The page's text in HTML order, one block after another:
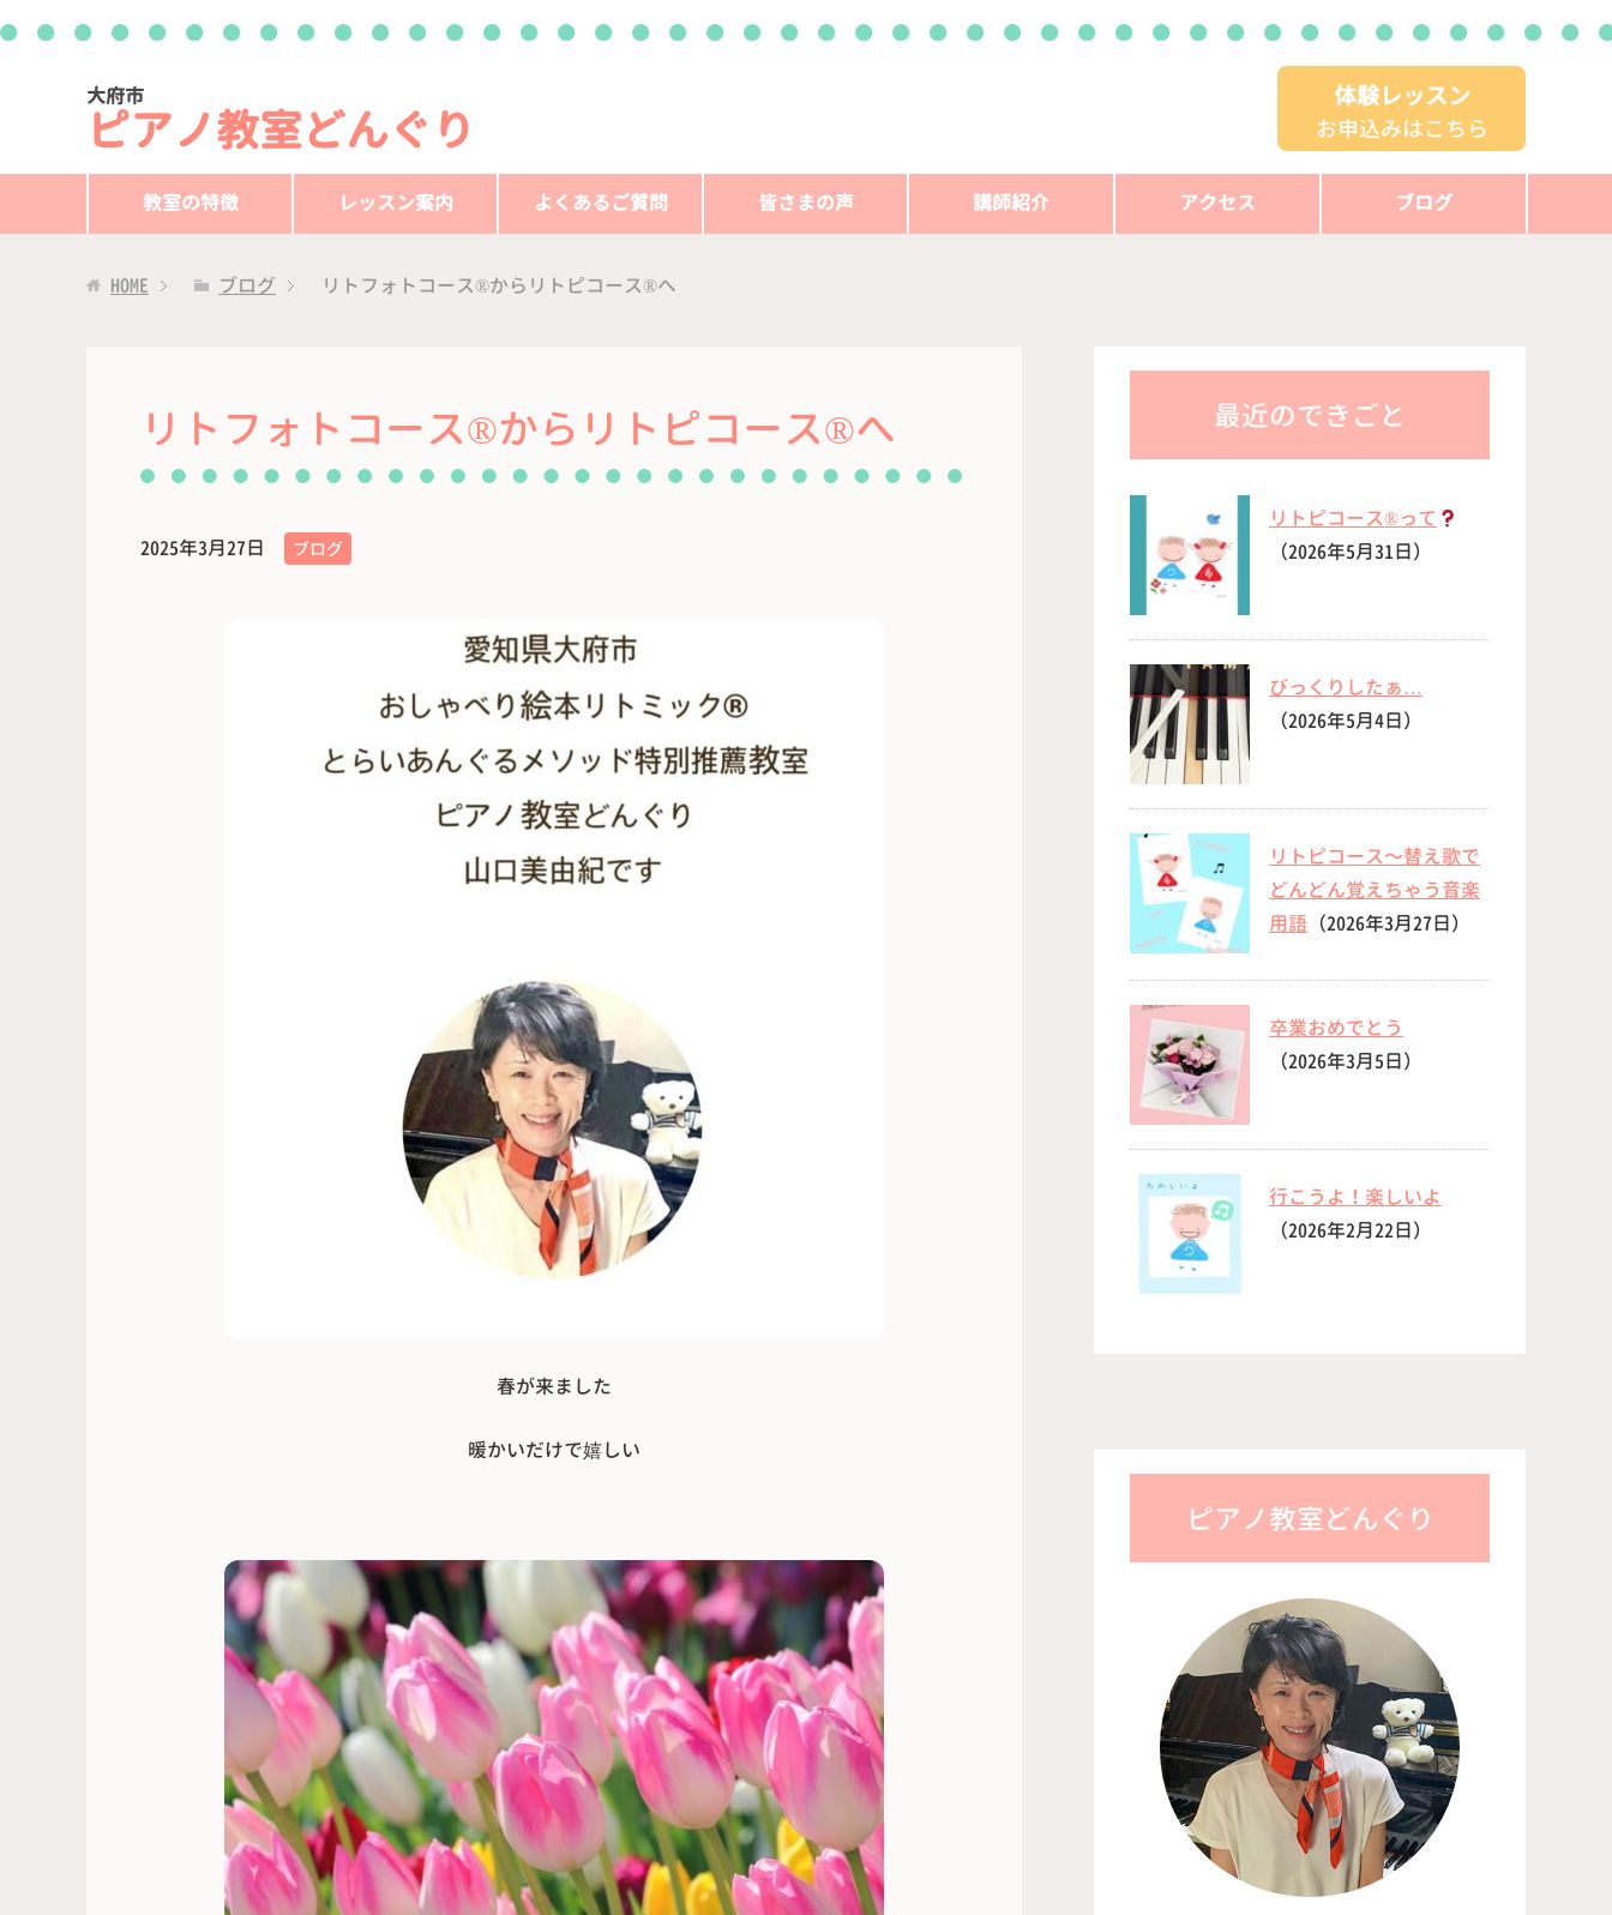
大府市
ピアノ教室どんぐり
体験レッスン
お申込みはこちら
教室の特徴 レッスン案内 よくあるご質問 皆さまの声 講師紹介 アクセス ブログ
HOME ブログ リトフォトコース®︎からリトピコース®︎へ
リトフォトコース®︎からリトピコース®︎へ
2025年3月27日 ブログ
春が来ました
暖かいだけで嬉しい
最近のできごと
リトピコース®︎って
（2026年5月31日）
びっくりしたぁ…
（2026年5月4日）
リトピコース〜替え歌で
どんどん覚えちゃう音楽
用語 （2026年3月27日）
卒業おめでとう
（2026年3月5日）
行こうよ！楽しいよ
（2026年2月22日）
ピアノ教室どんぐり